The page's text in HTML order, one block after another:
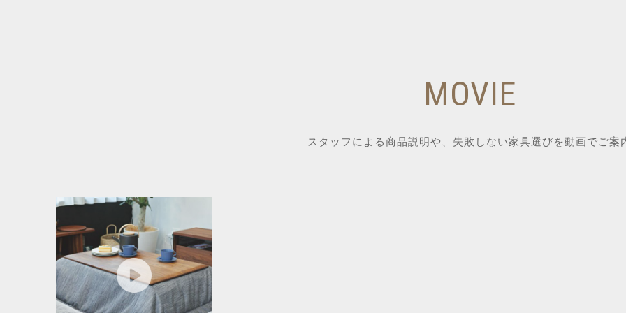
MOVIE
スタッフによる商品説明や、失敗しない家具選びを動画でご案